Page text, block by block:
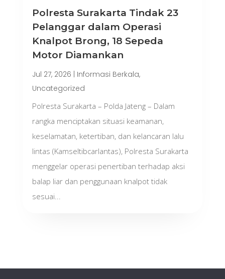
Polresta Surakarta Tindak 23
Pelanggar dalam Operasi
Knalpot Brong, 18 Sepeda
Motor Diamankan
Jul 27, 2026 Informasi Berkala,
Uncategorized
Polresta Surakarta – Polda Jateng – Dalam
rangka menciptakan situasi keamanan,
keselamatan, ketertiban, dan kelancaran lalu
lintas (Kamseltibcarlantas), Polresta Surakarta
menggelar operasi penertiban terhadap aksi
balap liar dan penggunaan knalpot tidak
sesuai...